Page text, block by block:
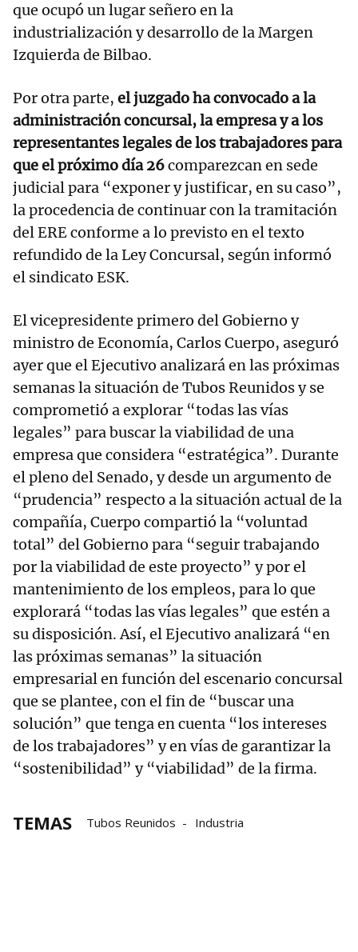
que ocupó un lugar señero en la
industrialización y desarrollo de la Margen
Izquierda de Bilbao.
Por otra parte, el juzgado ha convocado a la
administración concursal, la empresa y a los
representantes legales de los trabajadores para
que el próximo día 26comparezcan en sede
judicial para “exponer y justificar, en su caso”,
la procedencia de continuar con la tramitación
del ERE conforme a lo previsto en el texto
refundido de la Ley Concursal, según informó
el sindicato ESK.
El vicepresidente primero del Gobierno y
ministro de Economía, Carlos Cuerpo, aseguró
ayer que el Ejecutivo analizará en las próximas
semanas la situación de Tubos Reunidos y se
comprometió a explorar “todas las vías
legales” para buscar la viabilidad de una
empresa que considera “estratégica”. Durante
el pleno del Senado, y desde un argumento de
“prudencia” respecto a la situación actual de la
compañía, Cuerpo compartió la “voluntad
total” del Gobierno para “seguir trabajando
por la viabilidad de este proyecto” y por el
mantenimiento de los empleos, para lo que
explorará “todas las vías legales” que estén a
su disposición. Así, el Ejecutivo analizará “en
las próximas semanas” la situación
empresarial en función del escenario concursal
que se plantee, con el fin de “buscar una
solución” que tenga en cuenta “los intereses
de los trabajadores” y en vías de garantizar la
“sostenibilidad” y “viabilidad” de la firma.
TEMAS Tubos Reunidos Industria